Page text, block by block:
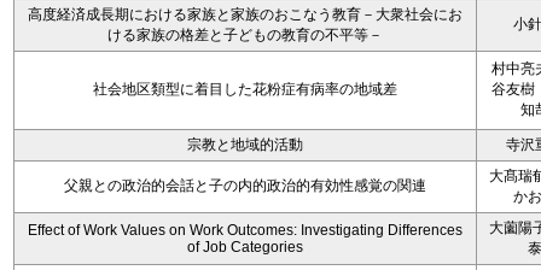
高度経済成長期における家族と家族のおこなう教育－大衆社会にお
ける家族の格差と子どもの教育の不平等－
小
社会地区類型に着目した花粉症有病率の地域差
村中亮
谷友樹
知
宗教と地域的活動 寺沢
父親との政治的会話と子の内的政治的有効性感覚の関連
大髙瑞
か
Effect of Work Values on Work Outcomes: Investigating Differences
of Job Categories
大薗陽
泰